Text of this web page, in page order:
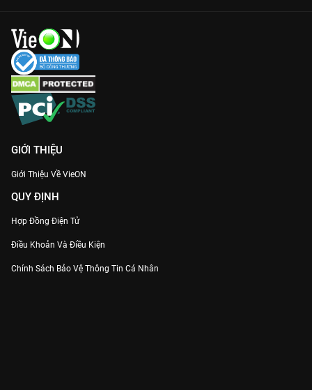
GIỚI THIỆU
Giới Thiệu Về VieON
QUY ĐỊNH
Hợp Đồng Điện Tử
Điều Khoản Và Điều Kiện
Chính Sách Bảo Vệ Thông Tin Cá Nhân